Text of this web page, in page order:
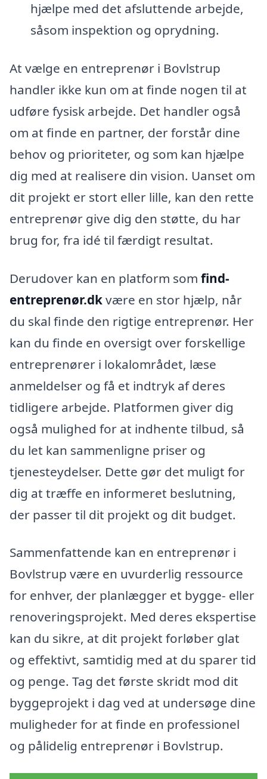
hjælpe med det afsluttende arbejde,
såsom inspektion og oprydning.
At vælge en entreprenør i Bovlstrup
handler ikke kun om at finde nogen til at
udføre fysisk arbejde. Det handler også
om at finde en partner, der forstår dine
behov og prioriteter, og som kan hjælpe
dig med at realisere din vision. Uanset om
dit projekt er stort eller lille, kan den rette
entreprenør give dig den støtte, du har
brug for, fra idé til færdigt resultat.
Derudover kan en platform som find-
entreprenør.dkvære en stor hjælp, når
du skal finde den rigtige entreprenør. Her
kan du finde en oversigt over forskellige
entreprenører i lokalområdet, læse
anmeldelser og få et indtryk af deres
tidligere arbejde. Platformen giver dig
også mulighed for at indhente tilbud, så
du let kan sammenligne priser og
tjenesteydelser. Dette gør det muligt for
dig at træffe en informeret beslutning,
der passer til dit projekt og dit budget.
Sammenfattende kan en entreprenør i
Bovlstrup være en uvurderlig ressource
for enhver, der planlægger et bygge- eller
renoveringsprojekt. Med deres ekspertise
kan du sikre, at dit projekt forløber glat
og effektivt, samtidig med at du sparer tid
og penge. Tag det første skridt mod dit
byggeprojekt i dag ved at undersøge dine
muligheder for at finde en professionel
og pålidelig entreprenør i Bovlstrup.